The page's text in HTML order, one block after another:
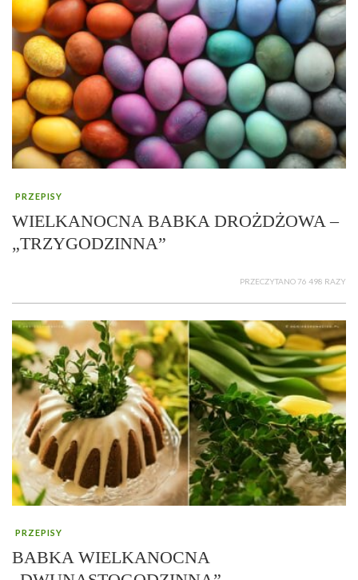
PRZEPISY
WIELKANOCNA BABKA DROŻDŻOWA –
„TRZYGODZINNA”
PRZECZYTANO 76 498 RAZY
PRZEPISY
BABKA WIELKANOCNA